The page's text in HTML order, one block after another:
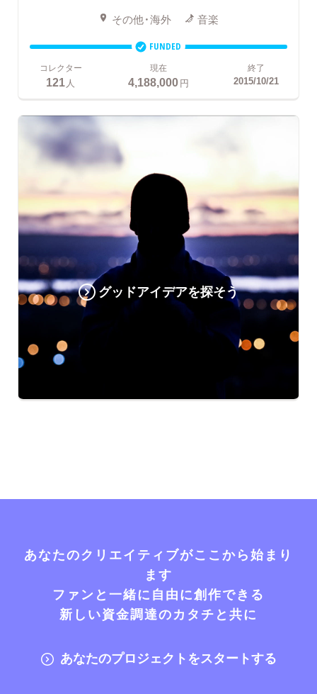
その他・海外 音楽
FUNDED
コレクター
121 人
現在
4,188,000円
終了
2015/10/21
グッドアイデアを探そう
あなたのクリエイティブがここから始まり
ます
ファンと一緒に自由に創作できる
新しい資金調達のカタチと共に
あなたのプロジェクトをスタートする